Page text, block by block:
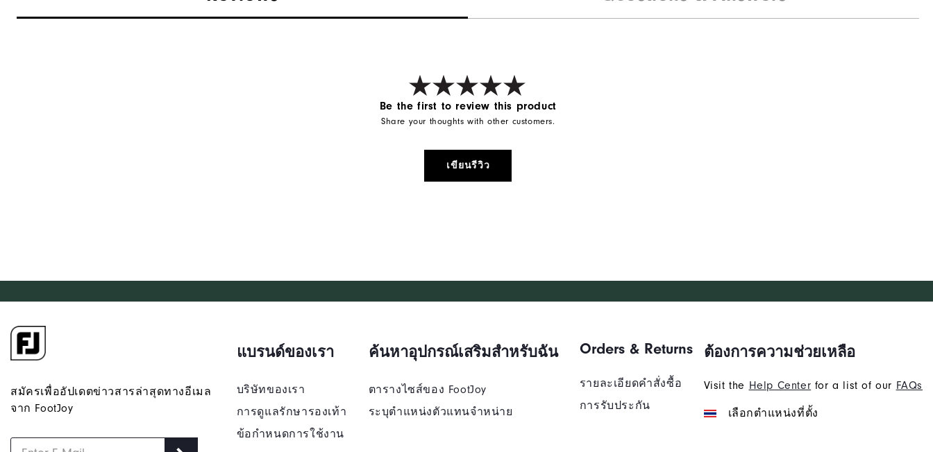
Be the first to review this product
Share your thoughts with other customers.
เขียนรีวิว
สมัครเพื่ออัปเดตข่าวสารล่าสุดทางอีเมล
จาก FootJoy
แบรนด์ของเรา
บริษัทของเรา
การดูแลรักษารองเท้า
ข้อกำหนดการใช้งาน
ค้นหาอุปกรณ์เสริมสำหรับฉัน
ตารางไซส์ของ FootJoy
ระบุตําแหน่งตัวแทนจําหน่าย
Orders & Returns
รายละเอียดคำสั่งซื้อ
การรับประกัน
ต้องการความช่วยเหลือ
Visit the Help Center for a list of our FAQs
เลือกตำแหน่งที่ตั้ง